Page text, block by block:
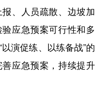
日本語 한국어
、人员疏散、边坡加
应急预案可行性和多
演促练、以练备战”的
应急预案，持续提升